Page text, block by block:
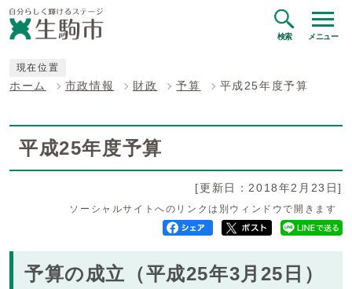
検索 メニュー
現在位置
ホーム 市政情報 財政 予算 平成25年度予算
平成25年度予算
[更新日：2018年2月23日]
ソーシャルサイトへのリンクは別ウィンドウで開きます
予算の成立（平成25年3月25日）